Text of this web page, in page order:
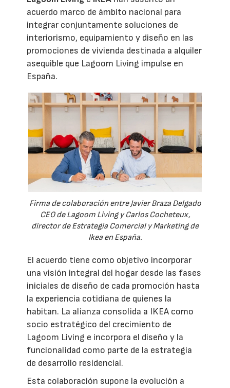
acuerdo marco de ámbito nacional para
integrar conjuntamente soluciones de
interiorismo, equipamiento y diseño en las
promociones de vivienda destinada a alquiler
asequible que Lagoom Living impulse en
España.
Firma de colaboración entre Javier Braza Delgado
CEO de Lagoom Living y Carlos Cocheteux,
director de Estrategia Comercial y Marketing de
Ikea en España.
El acuerdo tiene como objetivo incorporar
una visión integral del hogar desde las fases
iniciales de diseño de cada promoción hasta
la experiencia cotidiana de quienes la
habitan. La alianza consolida a IKEA como
socio estratégico del crecimiento de
Lagoom Living e incorpora el diseño y la
funcionalidad como parte de la estrategia
de desarrollo residencial.
Esta colaboración supone la evolución a